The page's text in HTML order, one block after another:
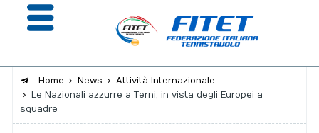
Home News
Attività Internazionale
Le Nazionali azzurre a Terni, in vista degli Europei a
squadre